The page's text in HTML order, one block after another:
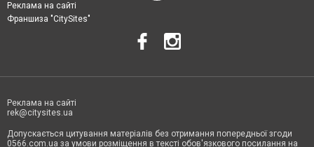
Реклама на сайті
Франшиза "CitySites"
Реклама на сайті
rek@citysites.ua
Допускається цитування матеріалів без отримання попередньої згоди
0566.com.ua за умови розміщення в тексті обов'язкового посилання на